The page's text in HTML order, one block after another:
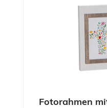
Fotorahmen